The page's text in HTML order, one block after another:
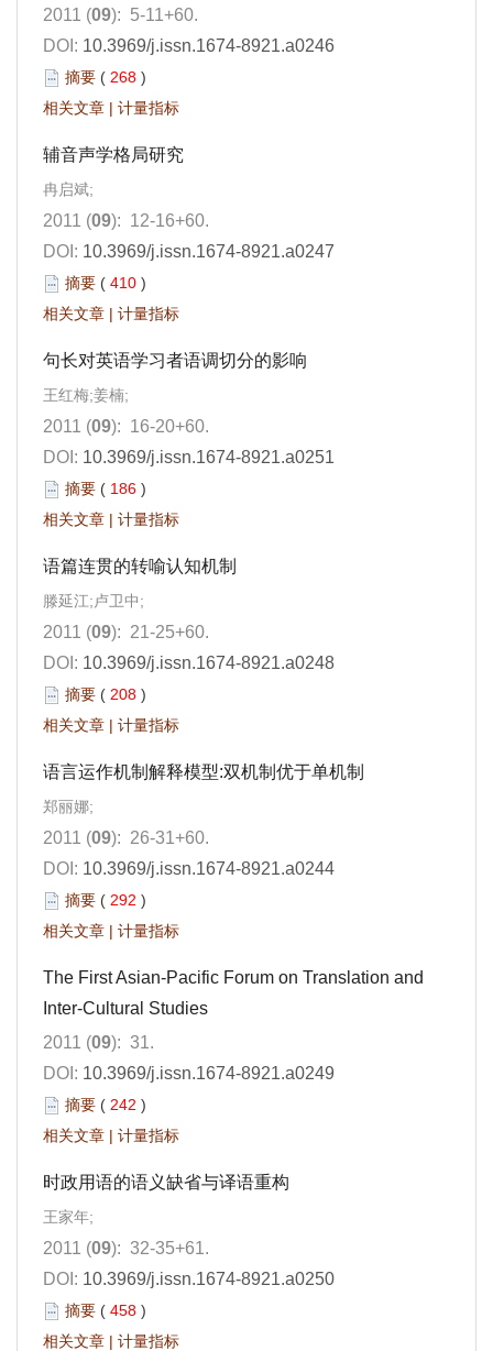
2011 (09): 5-11+60.
DOI: 10.3969/j.issn.1674-8921.a0246
摘要 ( 268 )
相关文章 | 计量指标
辅音声学格局研究
冉启斌;
2011 (09): 12-16+60.
DOI: 10.3969/j.issn.1674-8921.a0247
摘要 ( 410 )
相关文章 | 计量指标
句长对英语学习者语调切分的影响
王红梅;姜楠;
2011 (09): 16-20+60.
DOI: 10.3969/j.issn.1674-8921.a0251
摘要 ( 186 )
相关文章 | 计量指标
语篇连贯的转喻认知机制
滕延江;卢卫中;
2011 (09): 21-25+60.
DOI: 10.3969/j.issn.1674-8921.a0248
摘要 ( 208 )
相关文章 | 计量指标
语言运作机制解释模型:双机制优于单机制
郑丽娜;
2011 (09): 26-31+60.
DOI: 10.3969/j.issn.1674-8921.a0244
摘要 ( 292 )
相关文章 | 计量指标
The First Asian-Pacific Forum on Translation and
Inter-Cultural Studies
2011 (09): 31.
DOI: 10.3969/j.issn.1674-8921.a0249
摘要 ( 242 )
相关文章 | 计量指标
时政用语的语义缺省与译语重构
王家年;
2011 (09): 32-35+61.
DOI: 10.3969/j.issn.1674-8921.a0250
摘要 ( 458 )
相关文章 | 计量指标